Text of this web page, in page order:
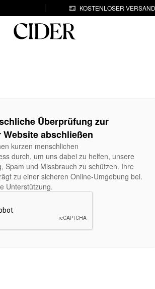
KOSTENLOSER
Überprüfung zur
abschließen
kurzen menschlichen
durch, um uns dabei zu helfen, unsere
Spam und Missbrauch zu schützen. Ihre
zu einer sicheren Online-Umgebung bei.
Unterstützung.